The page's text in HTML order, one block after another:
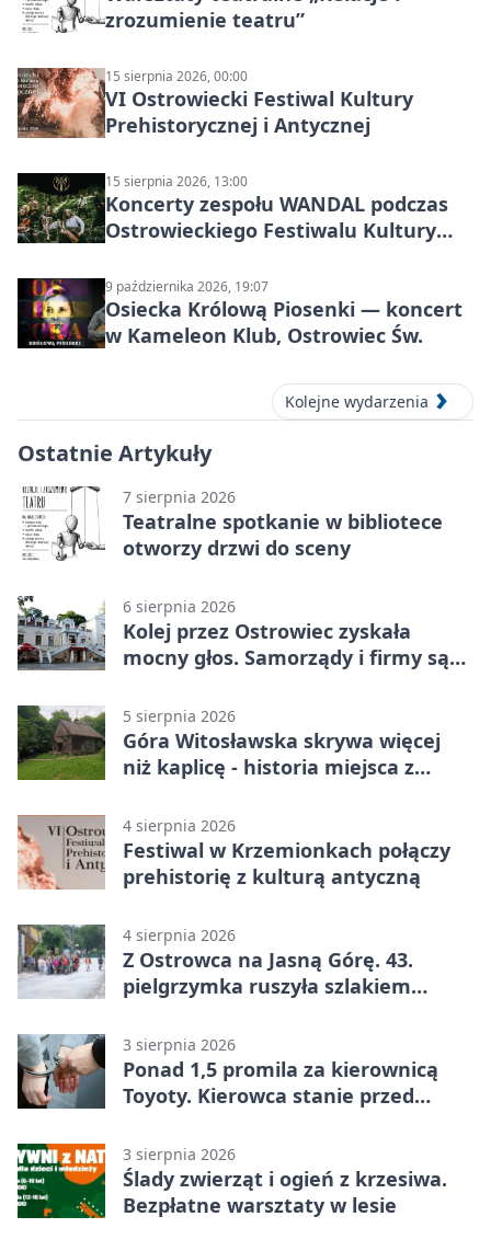
zrozumienie teatru”
15 sierpnia 2026, 00:00
VI Ostrowiecki Festiwal Kultury
Prehistorycznej i Antycznej
15 sierpnia 2026, 13:00
Koncerty zespołu WANDAL podczas
Ostrowieckiego Festiwalu Kultury
9 października 2026, 19:07
Osiecka Królową Piosenki — koncert
w Kameleon Klub, Ostrowiec Św.
Kolejne wydarzenia
Ostatnie Artykuły
7 sierpnia 2026
Teatralne spotkanie w bibliotece
otworzy drzwi do sceny
6 sierpnia 2026
Kolej przez Ostrowiec zyskała
mocny głos. Samorządy i firmy są
5 sierpnia 2026
Góra Witosławska skrywa więcej
niż kaplicę - historia miejsca z
4 sierpnia 2026
Festiwal w Krzemionkach połączy
prehistorię z kulturą antyczną
4 sierpnia 2026
Z Ostrowca na Jasną Górę. 43.
pielgrzymka ruszyła szlakiem
3 sierpnia 2026
Ponad 1,5 promila za kierownicą
Toyoty. Kierowca stanie przed
3 sierpnia 2026
Ślady zwierząt i ogień z krzesiwa.
Bezpłatne warsztaty w lesie